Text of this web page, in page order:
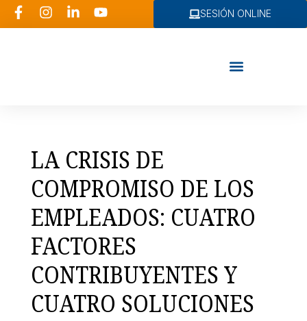
SESIÓN ONLINE
LA CRISIS DE
COMPROMISO DE LOS
EMPLEADOS: CUATRO
FACTORES
CONTRIBUYENTES Y
CUATRO SOLUCIONES